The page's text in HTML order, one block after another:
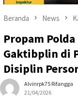
Beranda News
Propam
Gaktibplin di
Disiplin
Alvinrpk75 Rifangga
21/04/2026